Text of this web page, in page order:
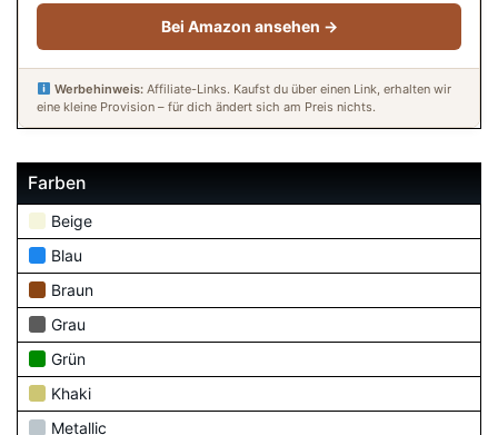
Bei Amazon ansehen →
Werbehinweis:Affiliate-Links. Kaufst du über einen Link, erhalten wir
eine kleine Provision – für dich ändert sich am Preis nichts.
Farben
Beige
Blau
Braun
Grau
Grün
Khaki
Metallic